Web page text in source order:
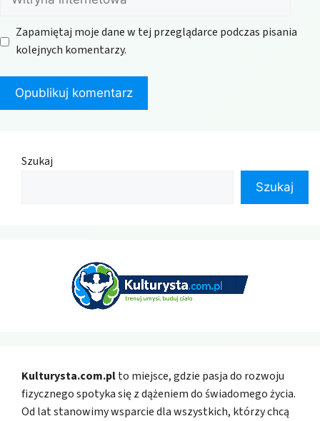
internetowa
Zapamiętaj moje dane w tej przeglądarce podczas pisania
kolejnych komentarzy.
Szukaj
Szukaj
Kulturysta.com.plto miejsce, gdzie pasja do rozwoju
fizycznego spotyka się z dążeniem do świadomego życia.
Od lat stanowimy wsparcie dla wszystkich, którzy chcą